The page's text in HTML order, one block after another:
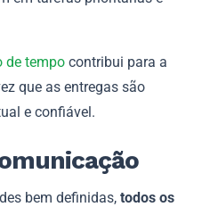
de tempo contribui para a
que as entregas são
e confiável.
bem definidas, todos os